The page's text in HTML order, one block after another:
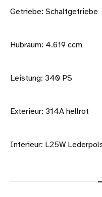
Getriebe: Schaltgetriebe
Hubraum: 4.619 ccm
Leistung: 340 PS
Exterieur: 314A hellrot
Interieur: L25W